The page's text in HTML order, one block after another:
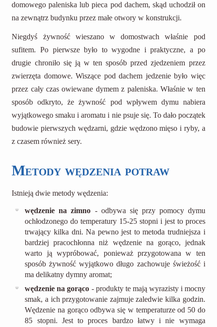
domowego paleniska lub pieca pod dachem, skąd uchodził on
na zewnątrz budynku przez małe otwory w konstrukcji.
Niegdyś żywność wieszano w domostwach właśnie pod
sufitem. Po pierwsze było to wygodne i praktyczne, a po
drugie chroniło się ją w ten sposób przed zjedzeniem przez
zwierzęta domowe. Wiszące pod dachem jedzenie było więc
przez cały czas owiewane dymem z paleniska. Właśnie w ten
sposób odkryto, że żywność pod wpływem dymu nabiera
wyjątkowego smaku i aromatu i nie psuje się. To dało początek
budowie pierwszych wędzarni, gdzie wędzono mięso i ryby, a
z czasem również sery.
Metody wędzenia potraw
Istnieją dwie metody wędzenia:
wędzenie na zimno - odbywa się przy pomocy dymu
ochłodzonego do temperatury 15-25 stopni i jest to proces
trwający kilka dni. Na pewno jest to metoda trudniejsza i
bardziej pracochłonna niż wędzenie na gorąco, jednak
warto ją wypróbować, ponieważ przygotowana w ten
sposób żywność wyjątkowo długo zachowuje świeżość i
ma delikatny dymny aromat;
wędzenie na gorąco - produkty te mają wyrazisty i mocny
smak, a ich przygotowanie zajmuje zaledwie kilka godzin.
Wędzenie na gorąco odbywa się w temperaturze od 50 do
85 stopni. Jest to proces bardzo łatwy i nie wymaga